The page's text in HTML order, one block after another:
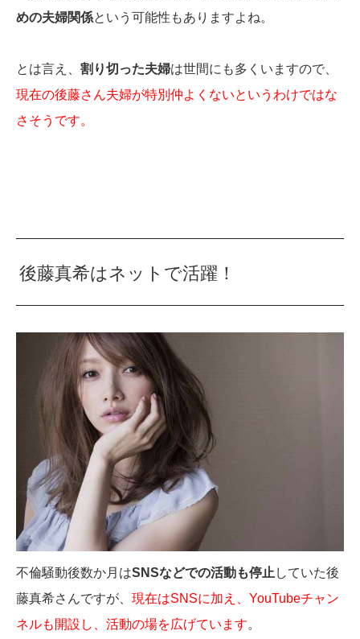
めの夫婦関係という可能性もありますよね。
とは言え、 割り切った夫婦は世間にも多くいますので、
現在の後藤さん夫婦が特別仲よくないというわけではな
さそうです。
後藤真希はネットで活躍！
不倫騒動後数か月はSNSなどでの活動も停止 していた後
藤真希さんですが、 現在はSNSに加え、YouTubeチャン
ネルも開設し、活動の場を広げています。